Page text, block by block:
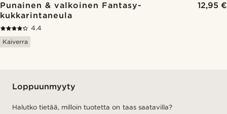
Punainen & valkoinen Fantasy-
kukkarintaneula
12,95 €
4.4
Kaiverra
Loppuunmyyty
Halutko tietää, milloin tuotetta on taas saatavilla?